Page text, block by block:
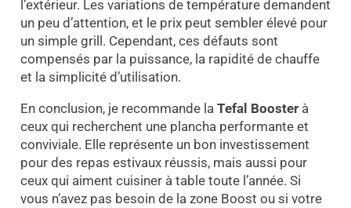
l’extérieur. Les variations de température demandent
un peu d’attention, et le prix peut sembler élevé pour
un simple grill. Cependant, ces défauts sont
compensés par la puissance, la rapidité de chauffe
et la simplicité d’utilisation.
En conclusion, je recommande la Tefal Boosterà
ceux qui recherchent une plancha performante et
conviviale. Elle représente un bon investissement
pour des repas estivaux réussis, mais aussi pour
ceux qui aiment cuisiner à table toute l’année. Si
vous n’avez pas besoin de la zone Boost ou si votre